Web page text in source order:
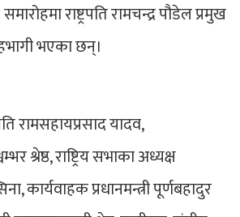
राष्ट्रपति रामचन्द्र पौडेल प्रमुख
भएका छन्।
रामसहायप्रसाद यादव,
श्रेष्ठ, राष्ट्रिय सभाका अध्यक्ष
कार्यवाहक प्रधानमन्त्री पूर्णबहादुर